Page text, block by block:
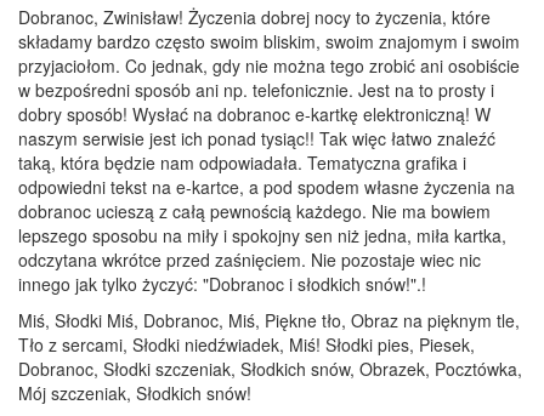
Dobranoc, Zwinisław! Życzenia dobrej nocy to życzenia, które
składamy bardzo często swoim bliskim, swoim znajomym i swoim
przyjaciołom. Co jednak, gdy nie można tego zrobić ani osobiście
w bezpośredni sposób ani np. telefonicznie. Jest na to prosty i
dobry sposób! Wysłać na dobranoc e-kartkę elektroniczną! W
naszym serwisie jest ich ponad tysiąc!! Tak więc łatwo znaleźć
taką, która będzie nam odpowiadała. Tematyczna grafika i
odpowiedni tekst na e-kartce, a pod spodem własne życzenia na
dobranoc ucieszą z całą pewnością każdego. Nie ma bowiem
lepszego sposobu na miły i spokojny sen niż jedna, miła kartka,
odczytana wkrótce przed zaśnięciem. Nie pozostaje wiec nic
innego jak tylko życzyć: "Dobranoc i słodkich snów!".!
Miś, Słodki Miś, Dobranoc, Miś, Piękne tło, Obraz na pięknym tle,
Tło z sercami, Słodki niedźwiadek, Miś! Słodki pies, Piesek,
Dobranoc, Słodki szczeniak, Słodkich snów, Obrazek, Pocztówka,
Mój szczeniak, Słodkich snów!